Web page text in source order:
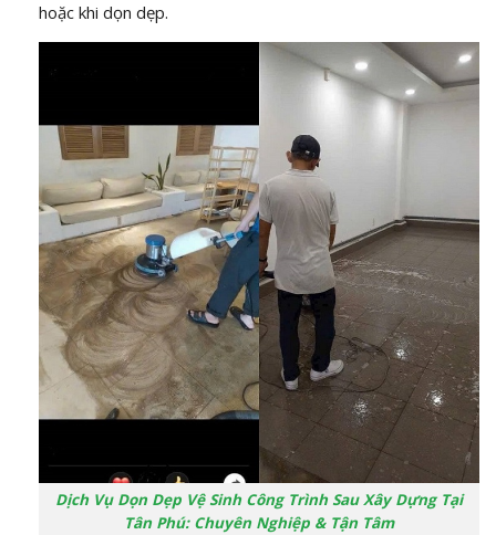
hoặc khi dọn dẹp.
Dịch Vụ Dọn Dẹp Vệ Sinh Công Trình Sau Xây Dựng Tại
Tân Phú: Chuyên Nghiệp & Tận Tâm